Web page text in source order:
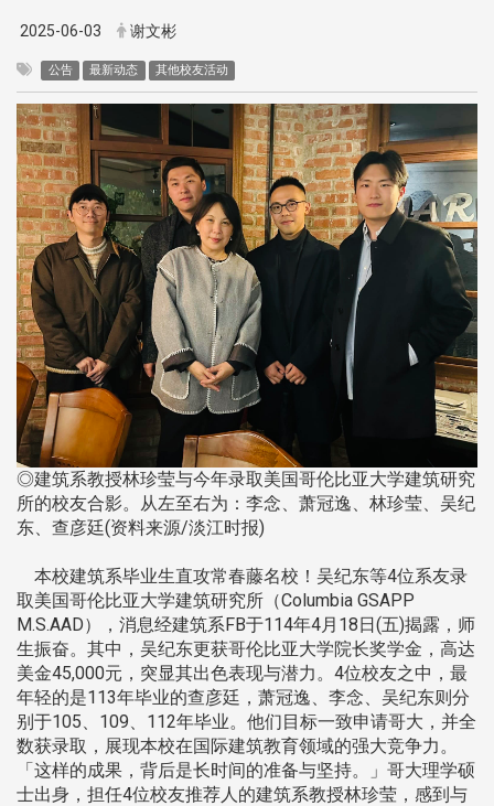
2025-06-03 谢文彬
公告 最新动态 其他校友活动
◎建筑系教授林珍莹与今年录取美国哥伦比亚大学建筑研究
所的校友合影。从左至右为：李念、萧冠逸、林珍莹、吴纪
东、查彦廷(资料来源/淡江时报)
本校建筑系毕业生直攻常春藤名校！吴纪东等4位系友录
取美国哥伦比亚大学建筑研究所（Columbia GSAPP
M.S.AAD），消息经建筑系FB于114年4月18日(五)揭露，师
生振奋。其中，吴纪东更获哥伦比亚大学院长奖学金，高达
美金45,000元，突显其出色表现与潜力。4位校友之中，最
年轻的是113年毕业的查彦廷，萧冠逸、李念、吴纪东则分
别于105、109、112年毕业。他们目标一致申请哥大，并全
数获录取，展现本校在国际建筑教育领域的强大竞争力。
「这样的成果，背后是长时间的准备与坚持。」哥大理学硕
士出身，担任4位校友推荐人的建筑系教授林珍莹，感到与